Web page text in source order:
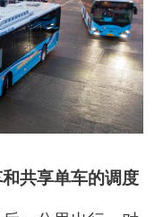
共享单车的调度